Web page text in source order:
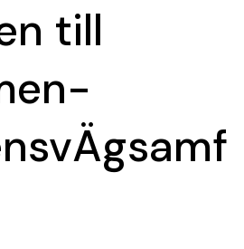
till